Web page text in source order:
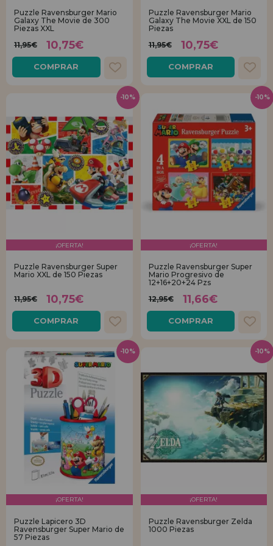
REGISTRO DISTRIBUIDOR
Puzzle Ravensburger Mario
Galaxy The Movie de 300
Piezas XXL
11,95€
10,75€
COMPRAR
Puzzle Ravensburger Mario
Galaxy The Movie XXL de 150
Piezas
11,95€
10,75€
COMPRAR
¡OFERTA!
Puzzle Ravensburger Super
Mario XXL de 150 Piezas
11,95€ 10,75€
COMPRAR
-10%
¡OFERTA!
Puzzle Ravensburger Super
Mario Progresivo de
12+16+20+24 Pzs
12,95€
11,66€
COMPRAR
-10%
¡OFERTA!
Puzzle Lapicero 3D
Ravensburger Super Mario de
57 Piezas
-10%
¡OFERTA!
Puzzle Ravensburger Zelda
1000 Piezas
-10%